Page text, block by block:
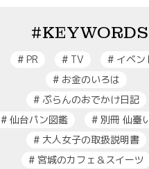
#KEYWORDS
#PR #TV #イベン
#お金のいろは
#ぷらんのおでかけ日記
# 仙台パン図鑑 # 別冊 仙臺
#大人女子の取扱説明書
#宮城のカフェ＆スイーツ